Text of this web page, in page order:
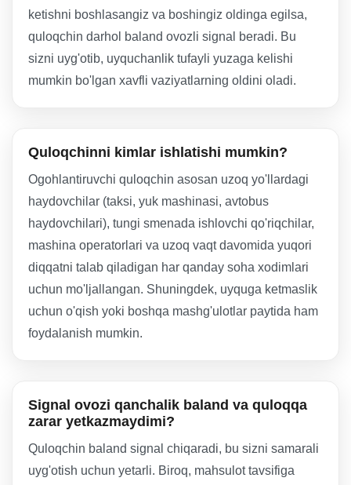
ketishni boshlasangiz va boshingiz oldinga egilsa,
quloqchin darhol baland ovozli signal beradi. Bu
sizni uyg'otib, uyquchanlik tufayli yuzaga kelishi
mumkin bo'lgan xavfli vaziyatlarning oldini oladi.
Quloqchinni kimlar ishlatishi mumkin?
Ogohlantiruvchi quloqchin asosan uzoq yo'llardagi
haydovchilar (taksi, yuk mashinasi, avtobus
haydovchilari), tungi smenada ishlovchi qo'riqchilar,
mashina operatorlari va uzoq vaqt davomida yuqori
diqqatni talab qiladigan har qanday soha xodimlari
uchun mo'ljallangan. Shuningdek, uyquga ketmaslik
uchun o'qish yoki boshqa mashg'ulotlar paytida ham
foydalanish mumkin.
Signal ovozi qanchalik baland va quloqqa
zarar yetkazmaydimi?
Quloqchin baland signal chiqaradi, bu sizni samarali
uyg'otish uchun yetarli. Biroq, mahsulot tavsifiga